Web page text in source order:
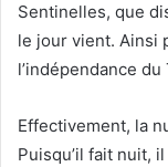
Sentinelles, que
le jour vient. Ainsi
l’indépendance
Effectivement, la
Puisqu’il fait nuit,